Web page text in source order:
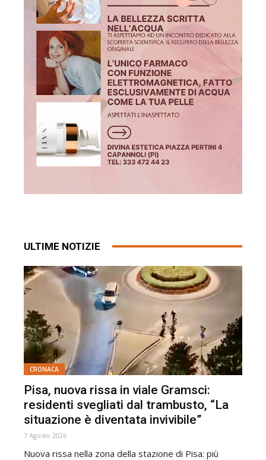
ULTIME NOTIZIE
CRONACA
Pisa, nuova rissa in viale Gramsci:
residenti svegliati dal trambusto, “La
situazione è diventata invivibile”
7 Agosto 2026
Nuova rissa nella zona della stazione di Pisa: più